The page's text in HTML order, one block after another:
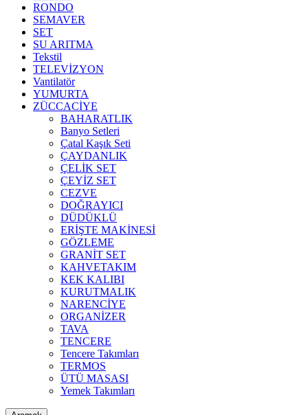
RONDO
SEMAVER
SET
SU ARITMA
Tekstil
TELEVİZYON
Vantilatör
YUMURTA
ZÜCCACİYE
BAHARATLIK
Banyo Setleri
Çatal Kaşık Seti
ÇAYDANLIK
ÇELİK SET
ÇEYİZ SET
CEZVE
DOĞRAYICI
DÜDÜKLÜ
ERİŞTE MAKİNESİ
GÖZLEME
GRANİT SET
KAHVETAKIM
KEK KALIBI
KURUTMALIK
NARENCİYE
ORGANİZER
TAVA
TENCERE
Tencere Takımları
TERMOS
ÜTÜ MASASI
Yemek Takımları